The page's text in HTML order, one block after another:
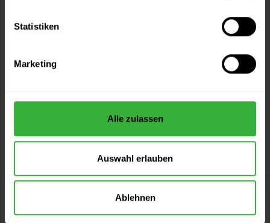
Statistiken
Marketing
Alle zulassen
Auswahl erlauben
Ablehnen
Kostenloser Versand ab 60 EUR
Persönliche Beratung unter040 60 77 65 23
Volvox Espressivo Lehmfarbe (Inesit) Lösemittelfreier,
dauerelastischer Wand- und...mehr